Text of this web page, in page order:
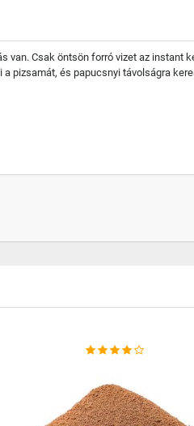
van. Csak öntsön forró vizet az instant
pizsamát, és papucsnyi távolságra